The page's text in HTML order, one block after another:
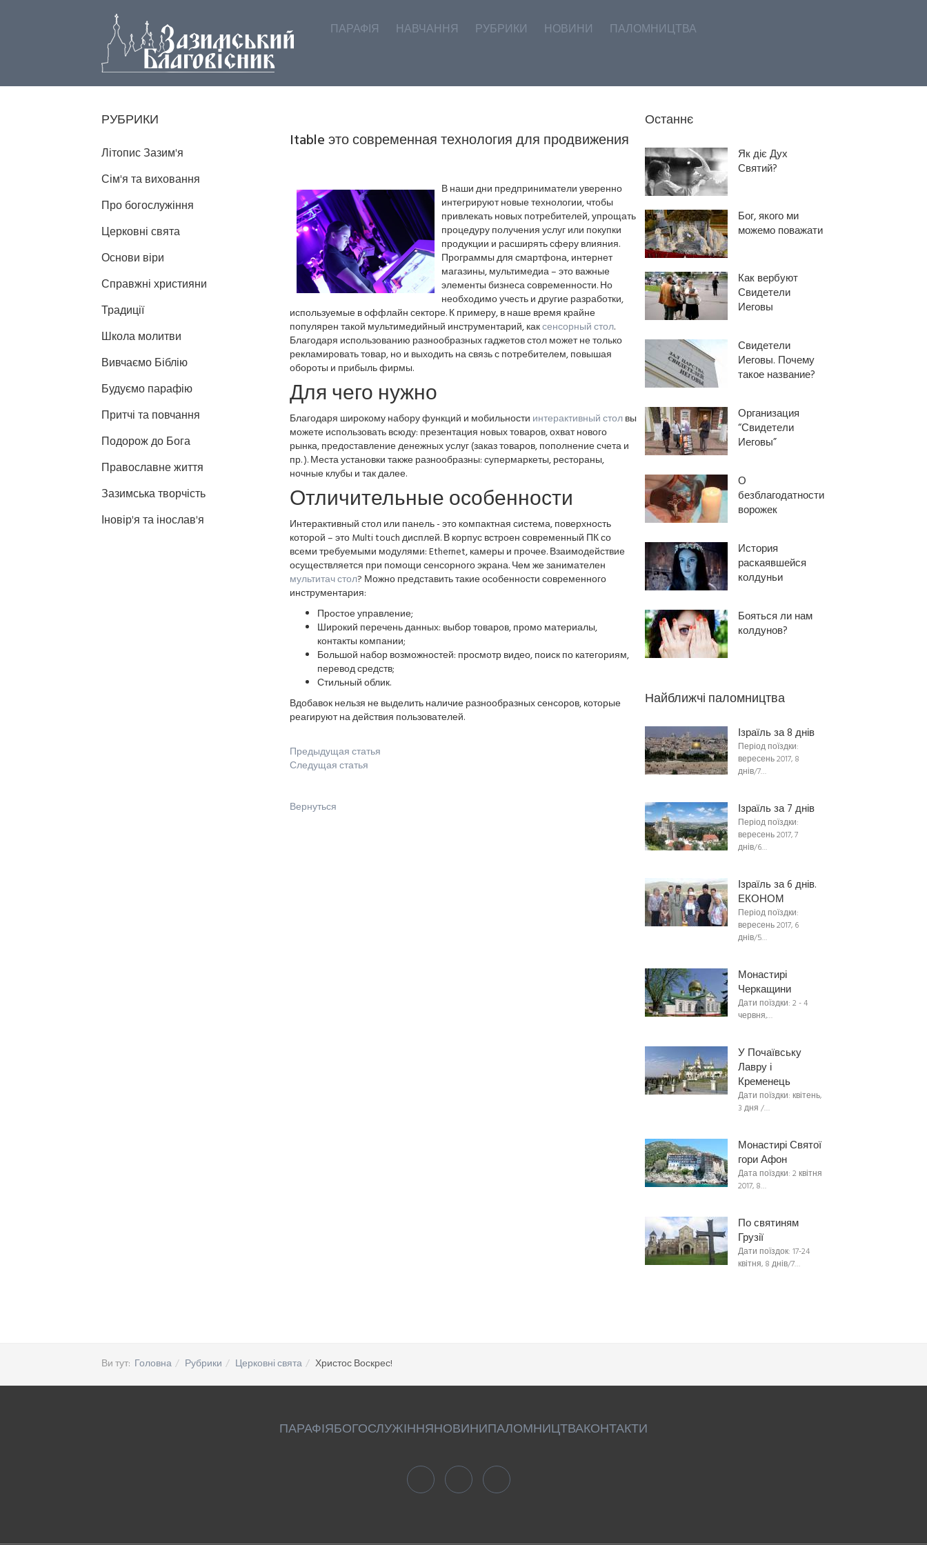
ПАРАФІЯ НАВЧАННЯ РУБРИКИ НОВИНИ ПАЛОМНИЦТВА
Itable это современная технология для продвижения
В наши дни предприниматели уверенно
интегрируют новые технологии, чтобы
привлекать новых потребителей, упрощать
процедуру получения услуг или покупки
продукции и расширять сферу влияния.
Программы для смартфона, интернет
магазины, мультимедиа – это важные
элементы бизнеса современности. Но
необходимо учесть и другие разработки,
используемые в оффлайн секторе. К примеру, в наше время крайне
популярен такой мультимедийный инструментарий, каксенсорный стол.
Благодаря использованию разнообразных гаджетов стол может не только
рекламировать товар, но и выходить на связь с потребителем, повышая
обороты и прибыль фирмы.
Для чего нужно
Благодаря широкому набору функций и мобильности интерактивный столвы
можете использовать всюду: презентация новых товаров, охват нового
рынка, предоставление денежных услуг (заказ товаров, пополнение счета и
пр. ). Места установки также разнообразны: супермаркеты, рестораны,
ночные клубы и так далее.
Отличительные особенности
Интерактивный стол или панель - это компактная система, поверхность
которой – это Multi touch дисплей. В корпус встроен современный ПК со
всеми требуемыми модулями: Ethernet, камеры и прочее. Взаимодействие
осуществляется при помощи сенсорного экрана. Чем же занимателен
мультитач стол? Можно представить такие особенности современного
инструментария:
Простое управление;
Широкий перечень данных: выбор товаров, промо материалы,
контакты компании;
Большой набор возможностей: просмотр видео, поиск по категориям,
перевод средств;
Стильный облик.
Вдобавок нельзя не выделить наличие разнообразных сенсоров, которые
реагируют на действия пользователей.
Предыдущая статья
Следущая статья
Вернуться
РУБРИКИ
Літопис Зазим'я
Сім'я та виховання
Про богослужіння
Церковні свята
Основи віри
Справжні християни
Традиції
Школа молитви
Вивчаємо Біблію
Будуємо парафію
Притчі та повчання
Подорож до Бога
Православне життя
Зазимська творчість
Іновір'я та інослав'я
Останнє
Як діє Дух
Святий?
Бог, якого ми
можемо поважати
Как вербуют
Свидетели
Иеговы
Свидетели
Иеговы. Почему
такое название?
Организация
“Свидетели
Иеговы”
О
безблагодатности
ворожек
История
раскаявшейся
колдуньи
Бояться ли нам
колдунов?
Найближчі паломництва
Ізраїль за 8 днів
Період поїздки:
вересень 2017, 8
днів/7…
Ізраїль за 7 днів
Період поїздки:
вересень 2017, 7
днів/6…
Ізраїль за 6 днів.
ЕКОНОМ
Період поїздки:
вересень 2017, 6
днів/5…
Монастирі
Черкащини
Дати поїздки: 2 - 4
червня,…
У Почаївську
Лавру і
Кременець
Дати поїздки: квітень,
3 дня /…
Монастирі Святої
гори Афон
Дата поїздки: 2 квітня
2017, 8…
По святиням
Грузії
Дати поїздок: 17-24
квітня, 8 днів/7…
Ви тут: Головна Рубрики Церковні свята Христос Воскрес!
ПАРАФІЯБОГОСЛУЖІННЯНОВИНИПАЛОМНИЦТВАКОНТАКТИ